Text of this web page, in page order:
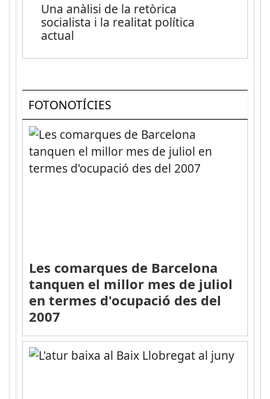
Una anàlisi de la retòrica
socialista i la realitat política
actual
FOTONOTÍCIES
Les comarques de Barcelona
tanquen el millor mes de juliol
en termes d'ocupació des del
2007